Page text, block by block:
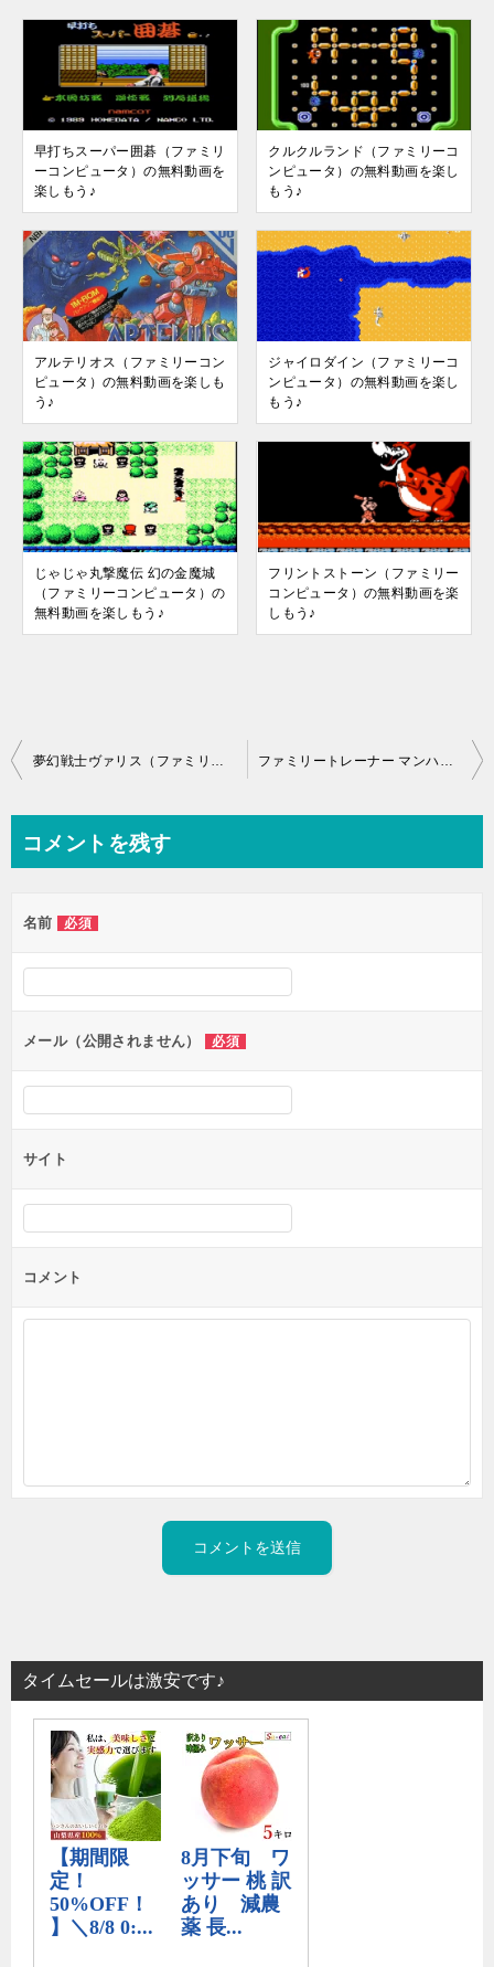
早打ちスーパー囲碁（ファミリ
ーコンピュータ）の無料動画を
楽しもう♪
クルクルランド（ファミリーコ
ンピュータ）の無料動画を楽し
もう♪
アルテリオス（ファミリーコン
ピュータ）の無料動画を楽しも
う♪
ジャイロダイン（ファミリーコ
ンピュータ）の無料動画を楽し
もう♪
じゃじゃ丸撃魔伝 幻の金魔城
（ファミリーコンピュータ）の
無料動画を楽しもう♪
フリントストーン（ファミリー
コンピュータ）の無料動画を楽
しもう♪
投
ビ
ー
シ
ョ
ン
コメントを残す
名前 必須
メール（公開されません） 必須
サイト
コメント
タイムセールは激安です♪